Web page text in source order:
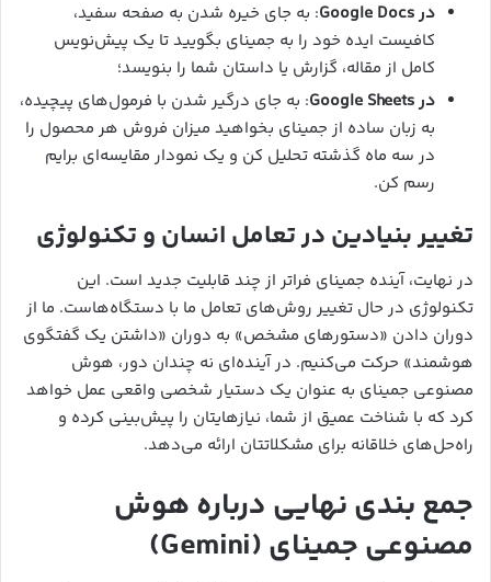
در Google Docs
: به جای خیره شدن به صفحه سفید،
کافیست ایده خود را به جمینای بگویید تا یک پیش‌نویس
کامل از مقاله، گزارش یا داستان شما را بنویسد؛
در Google Sheets
: به جای درگیر شدن با فرمول‌های پیچیده،
به زبان ساده از جمینای بخواهید میزان فروش هر محصول را
در سه ماه گذشته تحلیل کن و یک نمودار مقایسه‌ای برایم
رسم کن.
تغییر بنیادین در تعامل انسان و تکنولوژی
در نهایت، آینده جمینای فراتر از چند قابلیت جدید است. این
تکنولوژی در حال تغییر روش‌های تعامل ما با دستگاه‌هاست. ما از
دوران دادن «دستورهای مشخص» به دوران «داشتن یک گفتگوی
هوشمند» حرکت می‌کنیم. در آینده‌ای نه چندان دور، هوش
مصنوعی جمینای به عنوان یک دستیار شخصی واقعی عمل خواهد
کرد که با شناخت عمیق از شما، نیازهایتان را پیش‌بینی کرده و
راه‌حل‌های خلاقانه برای مشکلاتتان ارائه می‌دهد.
جمع بندی نهایی درباره هوش
مصنوعی جمینای (Gemini)